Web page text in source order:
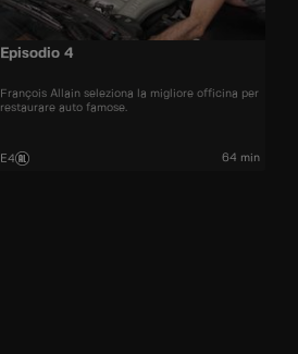
Episodio 4
François Allain seleziona la migliore officina per
restaurare auto famose.
E4 64 min